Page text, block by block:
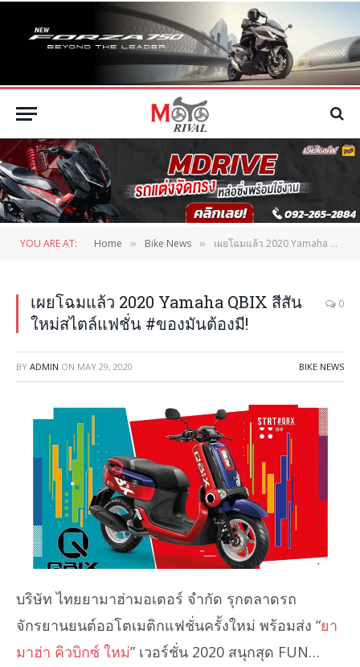
YOU ARE AT: Home » Bike News » เผยโฉมแล้ว 2020 Yamaha QBIX สีสันใหม่สไตล์แฟชั่น #ของมันต้องมี!
เผยโฉมแล้ว 2020 Yamaha QBIX สีสัน
ใหม่สไตล์แฟชั่น #ของมันต้องมี!
0
BY ADMIN ON MAY 29, 2020 BIKE NEWS
บริษัท ไทยยามาฮ่ามอเตอร์ จำกัด รุกตลาดรถ
จักรยานยนต์ออโตเมติกแฟชั่นครั้งใหม่ พร้อมส่ง “ยา
มาฮ่า คิวบิกซ์ ใหม่” เวอร์ชั่น 2020 สนุกสุด FUN…